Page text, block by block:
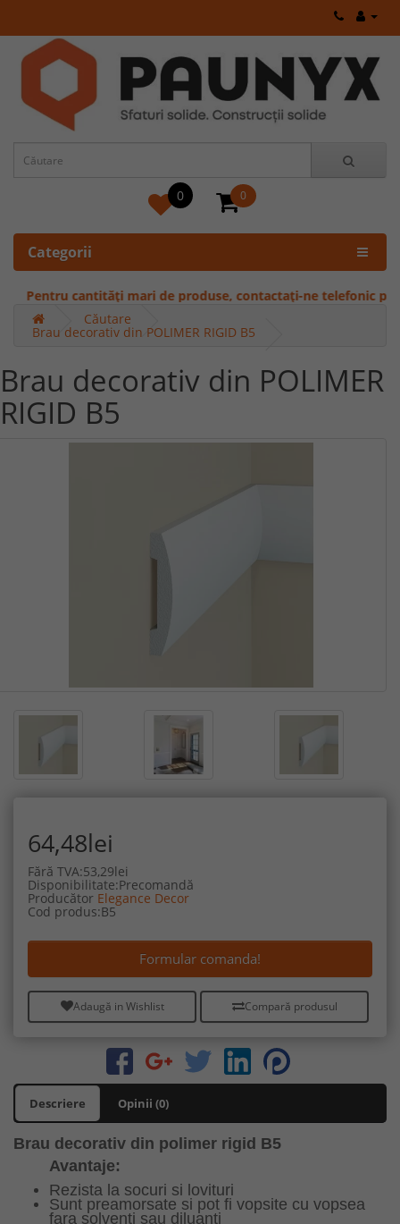
0 0
Categorii
Pentru cantități mari de produse, contactați-ne telefonic
Căutare
Brau decorativ din POLIMER RIGID B5
Brau decorativ din POLIMER
RIGID B5
64,48lei
Fără TVA:53,29lei
Disponibilitate:Precomandă
Producător Elegance Decor
Cod produs:B5
Formular comanda!
Adaugă in Wishlist Compară produsul
Descriere Opinii (0)
Brau decorativ din polimer rigid B5
Avantaje:
Rezista la socuri si lovituri
Sunt preamorsate si pot fi vopsite cu vopsea
fara solventi sau diluanti